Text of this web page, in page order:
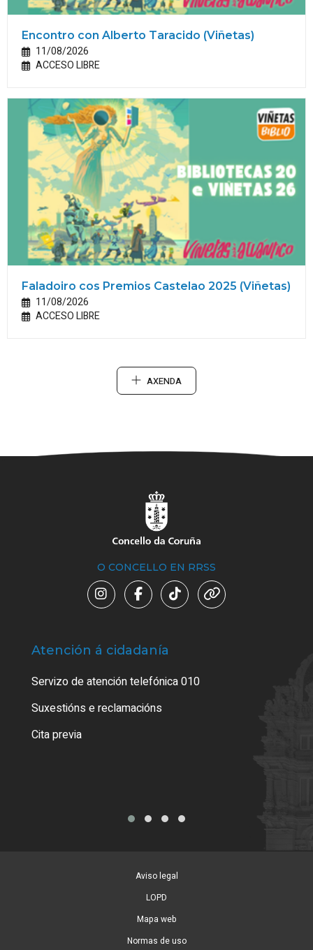
Encontro con Alberto Taracido (Viñetas)
11/08/2026
ACCESO LIBRE
Faladoiro cos Premios Castelao 2025 (Viñetas)
11/08/2026
ACCESO LIBRE
AXENDA
O CONCELLO EN RRSS
Atención á cidadanía
Servizo de atención telefónica 010
Suxestións e reclamacións
Cita previa
Aviso legal
LOPD
Mapa web
Normas de uso